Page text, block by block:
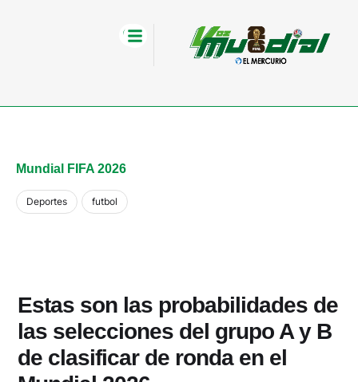
Mundial FIFA 2026
Deportes futbol
Estas son las probabilidades de
las selecciones del grupo A y B
de clasificar de ronda en el